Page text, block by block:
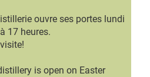
ouvre ses portes lundi
17 heures.
is open on Easter